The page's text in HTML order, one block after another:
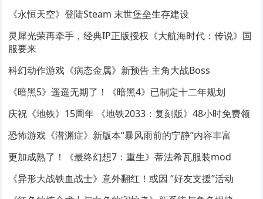
《永恒天空》登陆Steam 末世堡垒生存建设
灵犀光荣再牵手，经典IP正版授权《大航海时代：传说》国
服要来
科幻动作游戏《病态金属》新预告 主角大战Boss
《暗黑5》遥遥无期了！《暗黑4》已制定十二年规划
庆祝《地铁》15周年 《地铁2033：复刻版》48小时免费领
恐怖游戏《潜渊症》新版本“暴风雨前的宁静”内容丰富
更加成熟了！《最终幻想7：重生》蒂法希瓦服装mod
《异形大战铁血战士》意外翻红！或因 “好友支援”活动